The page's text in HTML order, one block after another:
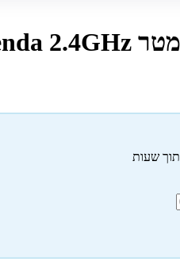
שעות